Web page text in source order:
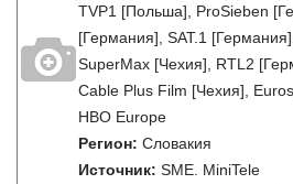
TVP1 [Польша], ProSieben
[Германия], SAT.1
SuperMax [Чехия], RTL2
Cable Plus Film [Чехия],
HBO Europe
Регион: Словакия
Источник: SME. MiniTele